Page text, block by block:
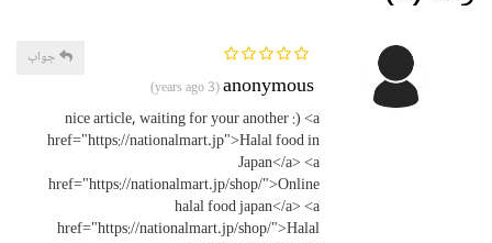
anonymous
(3 years ago)
nice article, waiting for your another :) <a
href="https://nationalmart.jp">Halal food in
Japan</a> <a
href="https://nationalmart.jp/shop/">Online
halal food japan</a> <a
href="https://nationalmart.jp/shop/">Halal
جواب